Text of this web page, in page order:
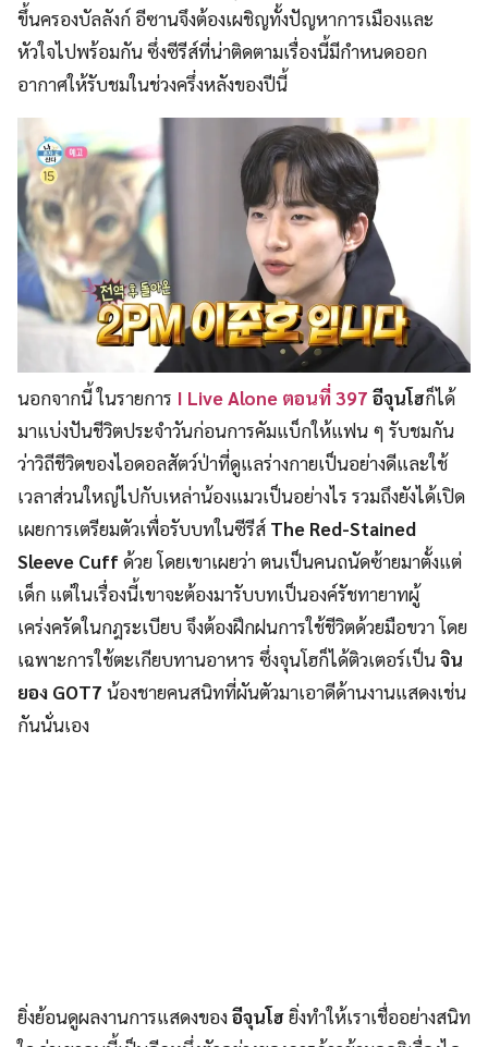
ขึ้นครองบัลลังก์ อีซานจึงต้องเผชิญทั้งปัญหาการเมืองและ
หัวใจไปพร้อมกัน ซึ่งซีรีส์ที่น่าติดตามเรื่องนี้มีกำหนดออก
อากาศให้รับชมในช่วงครึ่งหลังของปีนี้
นอกจากนี้ ในรายการ I Live Alone ตอนที่ 397 อีจุนโฮก็ได้
มาแบ่งปันชีวิตประจำวันก่อนการคัมแบ็กให้แฟน ๆ รับชมกัน
ว่าวิถีชีวิตของไอดอลสัตว์ป่าที่ดูแลร่างกายเป็นอย่างดีและใช้
เวลาส่วนใหญ่ไปกับเหล่าน้องแมวเป็นอย่างไร รวมถึงยังได้เปิด
เผยการเตรียมตัวเพื่อรับบทในซีรีส์ The Red-Stained
Sleeve Cuffด้วย โดยเขาเผยว่า ตนเป็นคนถนัดซ้ายมาตั้งแต่
เด็ก แต่ในเรื่องนี้เขาจะต้องมารับบทเป็นองค์รัชทายาทผู้
เคร่งครัดในกฎระเบียบ จึงต้องฝึกฝนการใช้ชีวิตด้วยมือขวา โดย
เฉพาะการใช้ตะเกียบทานอาหาร ซึ่งจุนโฮก็ได้ติวเตอร์เป็นจิน
ยอง GOT7 น้องชายคนสนิทที่ผันตัวมาเอาดีด้านงานแสดงเช่น
กันนั่นเอง
ยิ่งย้อนดูผลงานการแสดงของอีจุนโฮยิ่งทำให้เราเชื่ออย่างสนิท